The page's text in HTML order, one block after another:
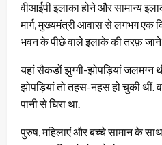
वीआईपी इलाका होने और सामान्य
मार्ग, मुख्यमंत्री आवास से लगभग एक
भवन के पीछे वाले इलाके की तरफ़ जाने
यहां सैकडों झुग्गी-झोपड़ियां
झोपड़ियां तो तहस-नहस हो चुकी थीं.
पानी से घिरा था.
पुरुष, महिलाएं और बच्चे सामान के